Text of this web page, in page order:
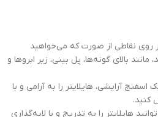
روی نقاطی از صورت که می‌خواهید
بالای گونه‌ها، پل بینی، زیر ابروها و
آرایشی، هایلایتر را به آرامی و با
کنید.
هایلایتر را به تدریج و با لایه‌گذاری